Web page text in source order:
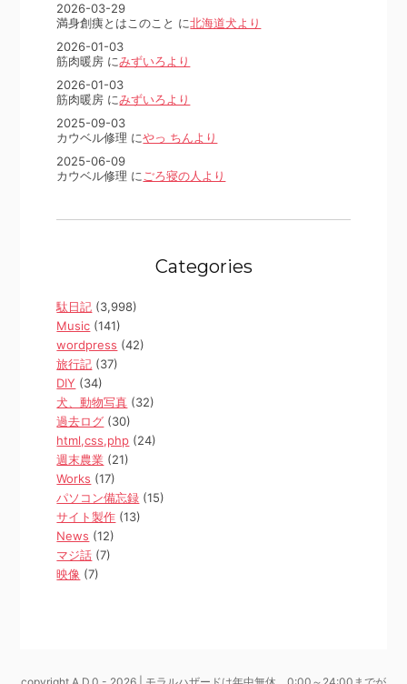
2026-03-29
満身創痍とはこのこと に北海道犬より
2026-01-03
筋肉暖房 にみずいろより
2026-01-03
筋肉暖房 にみずいろより
2025-09-03
カウベル修理 にやっ ちんより
2025-06-09
カウベル修理 に ごろ寝の人より
Categories
駄日記 (3,998)
Music (141)
wordpress (42)
旅行記 (37)
DIY (34)
犬、動物写真 (32)
過去ログ (30)
html,css,php (24)
週末農業 (21)
Works (17)
パソコン備忘録 (15)
サイト製作 (13)
News (12)
マジ話 (7)
映像 (7)